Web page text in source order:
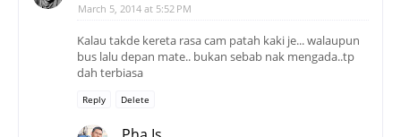
March 5, 2014 at 5:52 PM
Kalau takde kereta rasa cam patah kaki je... walaupun
bus lalu depan mate.. bukan sebab nak mengada..tp
dah terbiasa
Reply Delete